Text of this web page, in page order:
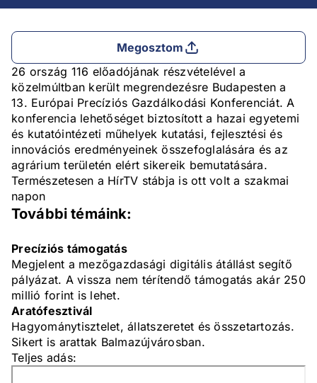
Megosztom
26 ország 116 előadójának részvételével a
közelmúltban került megrendezésre Budapesten a
13. Európai Precíziós Gazdálkodási Konferenciát. A
konferencia lehetőséget biztosított a hazai egyetemi
és kutatóintézeti műhelyek kutatási, fejlesztési és
innovációs eredményeinek összefoglalására és az
agrárium területén elért sikereik bemutatására.
Természetesen a HírTV stábja is ott volt a szakmai
napon
További témáink:
Precíziós támogatás
Megjelent a mezőgazdasági digitális átállást segítő
pályázat. A vissza nem térítendő támogatás akár 250
millió forint is lehet.
Aratófesztivál
Hagyománytisztelet, állatszeretet és összetartozás.
Sikert is arattak Balmazújvárosban.
Teljes adás: